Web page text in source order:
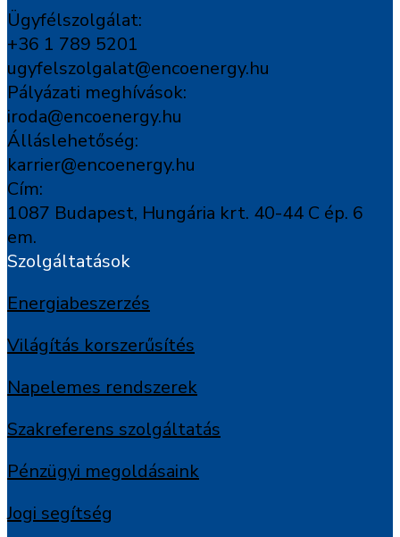
Ügyfélszolgálat:
+36 1 789 5201
ugyfelszolgalat@encoenergy.hu
Pályázati meghívások:
iroda@encoenergy.hu
Álláslehetőség:
karrier@encoenergy.hu
Cím:
1087 Budapest, Hungária krt. 40-44 C ép. 6
em.
Szolgáltatások
Energiabeszerzés
Világítás korszerűsítés
Napelemes rendszerek
Szakreferens szolgáltatás
Pénzügyi megoldásaink
Jogi segítség